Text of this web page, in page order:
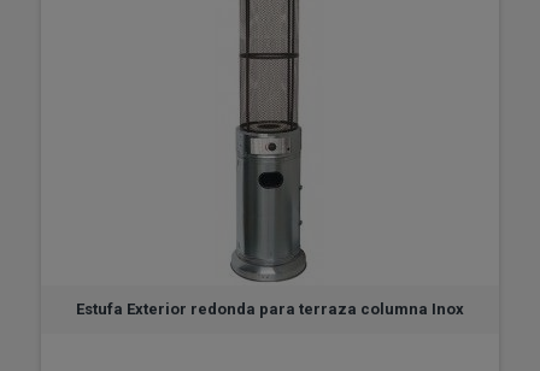
Estufa Exterior redonda para terraza columna Inox